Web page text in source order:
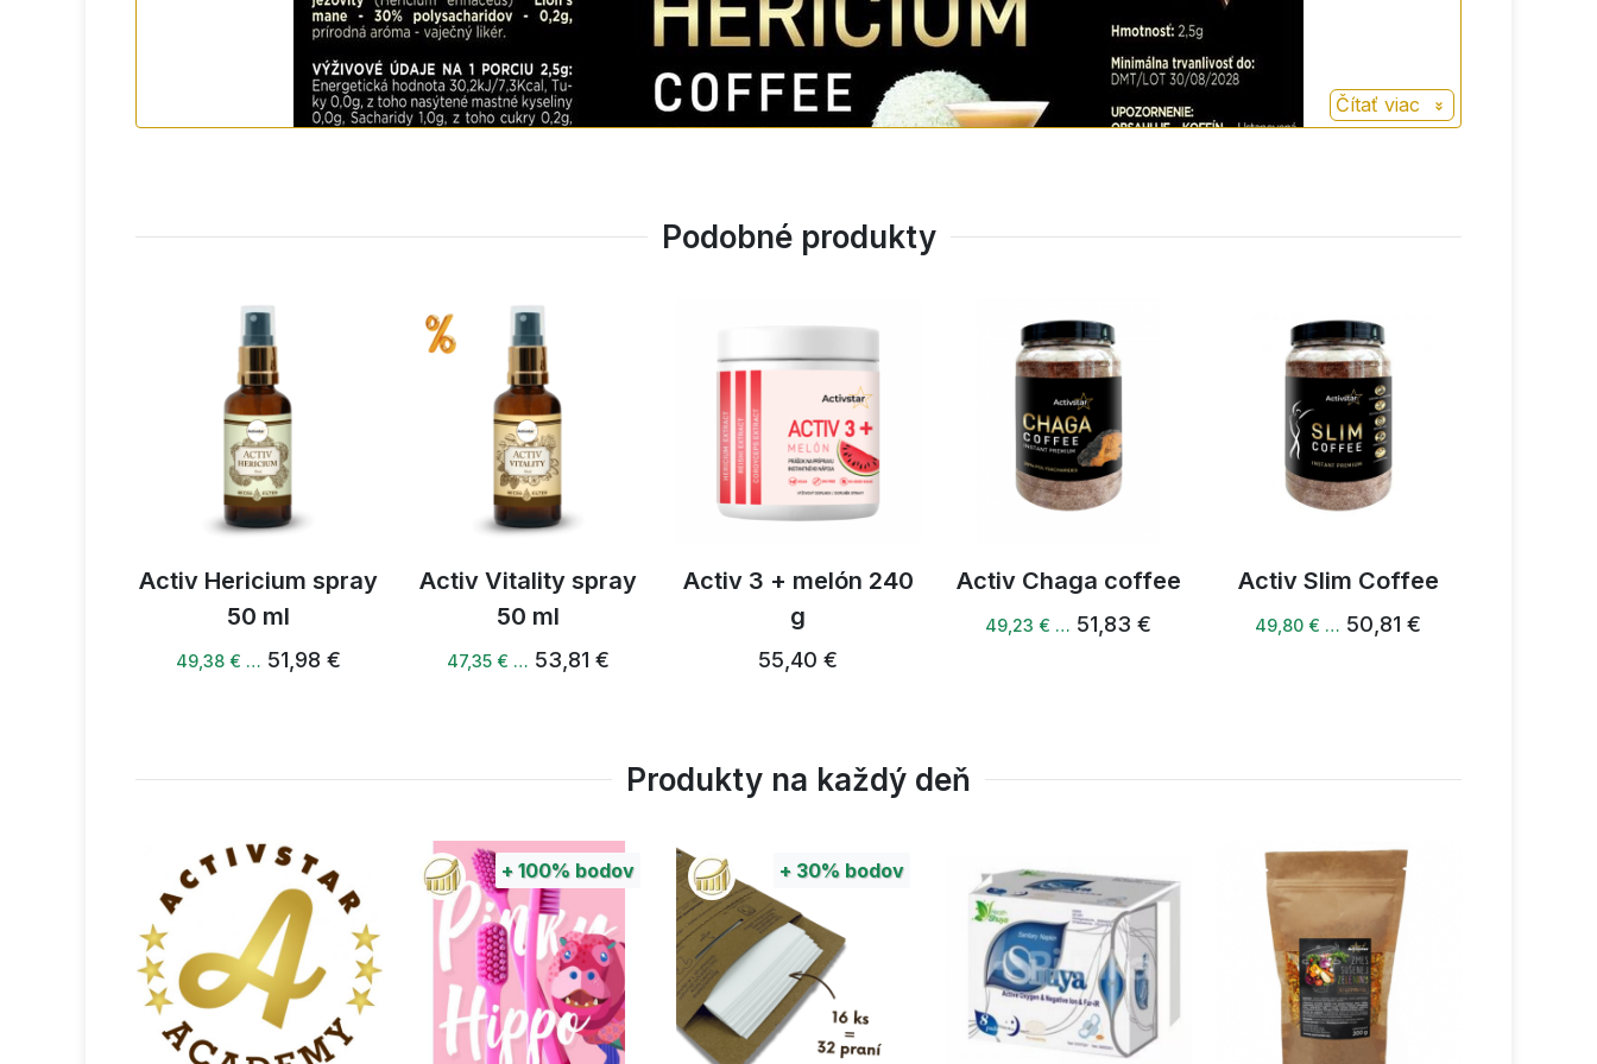
Čítať viac
Podobné produkty
Activ Hericium spray
50 ml
49,38 € … 51,98 €
Activ Vitality spray
50 ml
47,35 € … 53,81 €
Activ 3 + melón 240
g
55,40 €
Activ Chaga coffee
49,23 € … 51,83 €
Activ Slim Coffee
49,80 € … 50,81 €
Produkty na každý deň
+ 100%bodov + 30% bodov